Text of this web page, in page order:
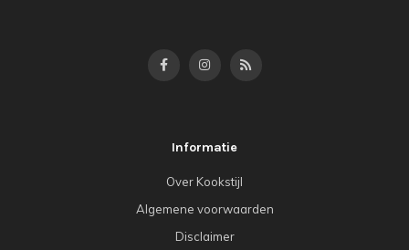
Informatie
Over Kookstijl
Algemene voorwaarden
Disclaimer